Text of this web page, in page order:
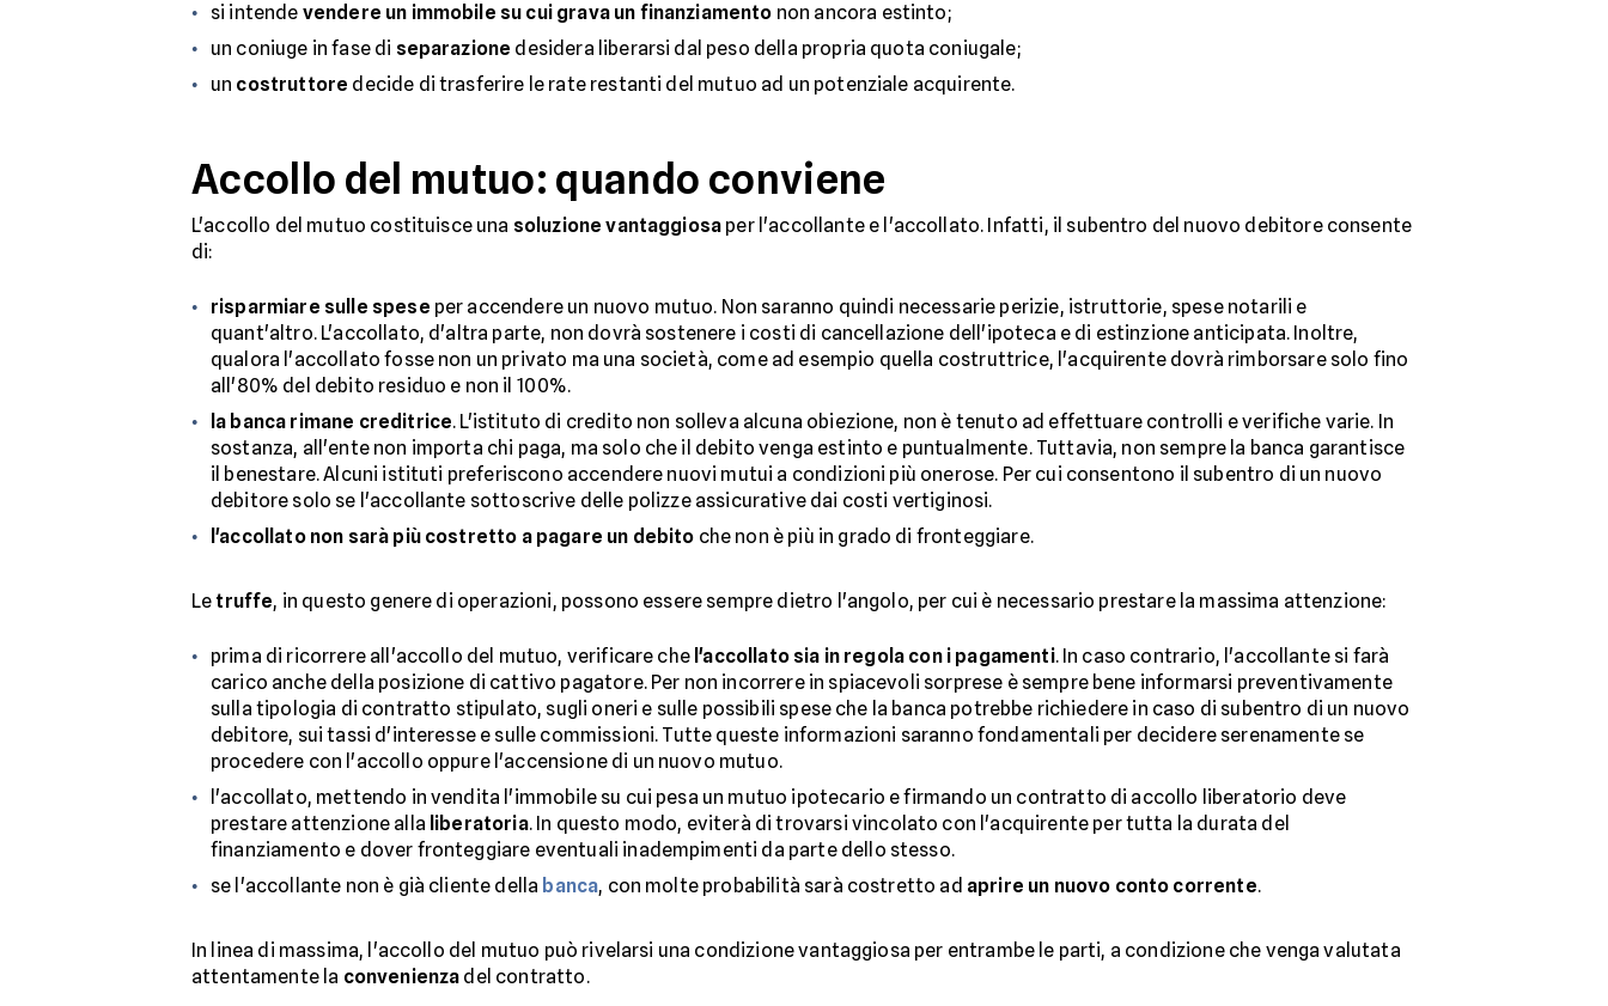
si intende vendere un immobile su cui grava un finanziamento non ancora estinto;
un coniuge in fase di separazione desidera liberarsi dal peso della propria quota coniugale;
un costruttore decide di trasferire le rate restanti del mutuo ad un potenziale acquirente.
Accollo del mutuo: quando conviene
L'accollo del mutuo costituisce una soluzione vantaggiosa per l'accollante e l'accollato. Infatti, il subentro del nuovo debitore consente
di:
risparmiare sulle spese per accendere un nuovo mutuo. Non saranno quindi necessarie perizie, istruttorie, spese notarili e
quant'altro. L'accollato, d'altra parte, non dovrà sostenere i costi di cancellazione dell'ipoteca e di estinzione anticipata. Inoltre,
qualora l'accollato fosse non un privato ma una società, come ad esempio quella costruttrice, l'acquirente dovrà rimborsare solo fino
all'80% del debito residuo e non il 100%.
la banca rimane creditrice. L'istituto di credito non solleva alcuna obiezione, non è tenuto ad effettuare controlli e verifiche varie. In
sostanza, all'ente non importa chi paga, ma solo che il debito venga estinto e puntualmente. Tuttavia, non sempre la banca garantisce
il benestare. Alcuni istituti preferiscono accendere nuovi mutui a condizioni più onerose. Per cui consentono il subentro di un nuovo
debitore solo se l'accollante sottoscrive delle polizze assicurative dai costi vertiginosi.
l'accollato non sarà più costretto a pagare un debito che non è più in grado di fronteggiare.
Le truffe, in questo genere di operazioni, possono essere sempre dietro l'angolo, per cui è necessario prestare la massima attenzione:
prima di ricorrere all'accollo del mutuo, verificare che l'accollato sia in regola con i pagamenti. In caso contrario, l'accollante si farà
carico anche della posizione di cattivo pagatore. Per non incorrere in spiacevoli sorprese è sempre bene informarsi preventivamente
sulla tipologia di contratto stipulato, sugli oneri e sulle possibili spese che la banca potrebbe richiedere in caso di subentro di un nuovo
debitore, sui tassi d'interesse e sulle commissioni. Tutte queste informazioni saranno fondamentali per decidere serenamente se
procedere con l'accollo oppure l'accensione di un nuovo mutuo.
l'accollato, mettendo in vendita l'immobile su cui pesa un mutuo ipotecario e firmando un contratto di accollo liberatorio deve
prestare attenzione alla liberatoria. In questo modo, eviterà di trovarsi vincolato con l'acquirente per tutta la durata del
finanziamento e dover fronteggiare eventuali inadempimenti da parte dello stesso.
se l'accollante non è già cliente della banca, con molte probabilità sarà costretto ad aprire un nuovo conto corrente.
In linea di massima, l'accollo del mutuo può rivelarsi una condizione vantaggiosa per entrambe le parti, a condizione che venga valutata
attentamente la convenienza del contratto.